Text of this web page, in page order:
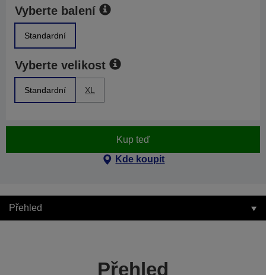
Vyberte balení
Standardní
Vyberte velikost
Standardní XL
Kup teď
Kde koupit
Přehled
Přehled